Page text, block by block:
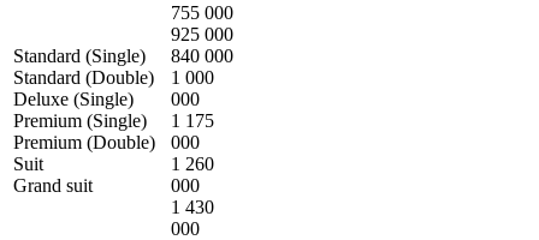
Standard (Single)
Standard (Double)
Deluxe (Single)
Premium (Single)
Premium (Double)
Suit
Grand suit
755 000
925 000
840 000
1 000
000
1 175
000
1 260
000
1 430
000